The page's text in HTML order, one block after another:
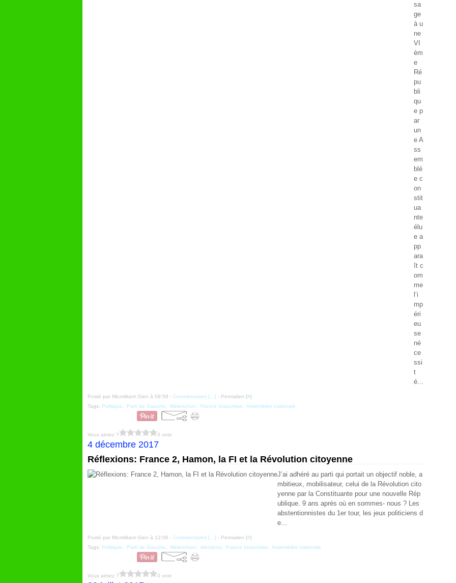
sa
ge
à u
ne
VI
èm
e
Ré
pu
bli
qu
e p
ar
un
e A
ss
em
blé
e c
on
stit
ua
nte
élu
e a
pp
ara
ît c
om
me
l’i
mp
éri
eu
se
né
ce
ssi
t
é...
Posté par Micmilitant Gien à 09:58 - Commentaires [ ] - Permalien [#]
Tags: Politique Parti de Gauche Mélenchon France Insoumise Assemblée nationale
Vous aimez ? 0 vote
4 décembre 2017
Réflexions: France 2, Hamon, la FI et la Révolution citoyenne
J’ai adhéré au parti qui portait un objectif noble, a
mbitieux, mobilisateur, celui de la Révolution cito
yenne par la Constituante pour une nouvelle Rép
ublique. 9 ans après où en sommes- nous ? Les
abstentionnistes du 1er tour, les jeux politiciens d
e...
Posté par Micmilitant Gien à 12:06 - Commentaires [ ] - Permalien [#]
Tags: Politique Parti de Gauche Mélenchon élections France Insoumise Assemblée nationale
Vous aimez ? 0 vote